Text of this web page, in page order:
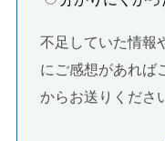
不足していた情報
にご感想があれば
からお送りくださ